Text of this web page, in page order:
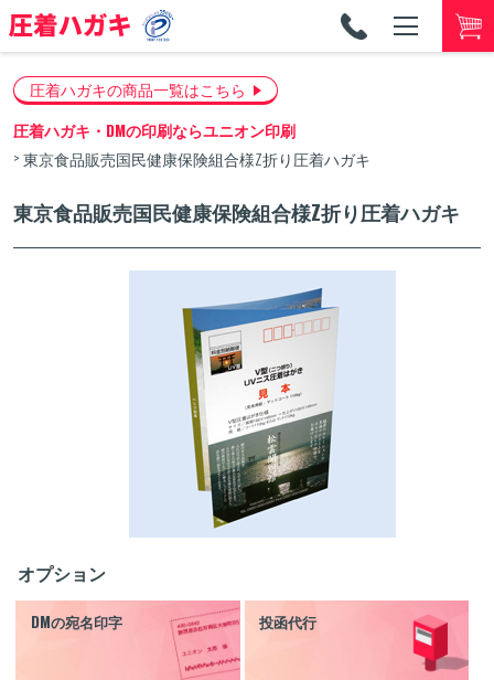
TEL
圧着ハガキの商品一覧はこちら
圧着ハガキ・DMの印刷ならユニオン印刷
東京食品販売国民健康保険組合様Z折り圧着ハガキ
東京食品販売国民健康保険組合様Z折り圧着ハガキ
オプション
DMの宛名印字 投函代行